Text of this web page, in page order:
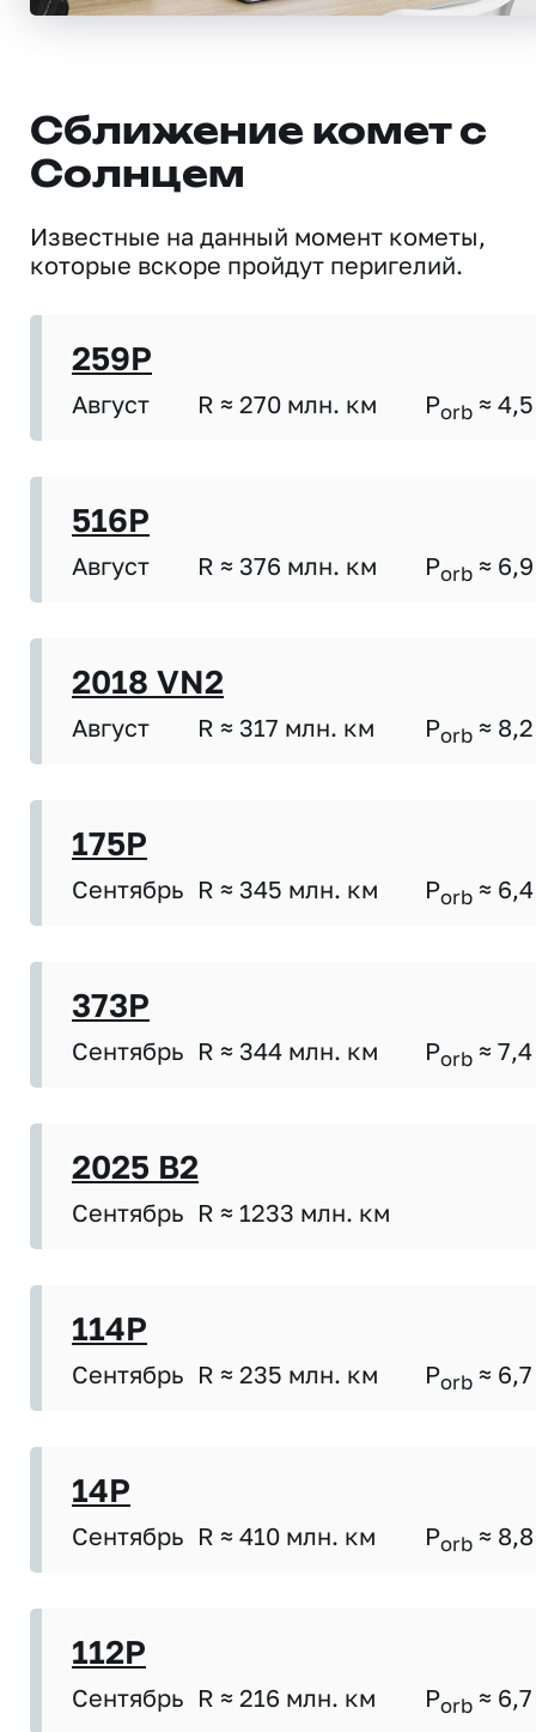
Сближение комет с
Солнцем
Известные на данный момент кометы,
которые вскоре пройдут перигелий.
259P
Август R ≈ 270 млн. км Porb ≈ 4,5
516P
Август R ≈ 376 млн. км Porb ≈ 6,9
2018 VN2
Август R ≈ 317 млн. км Porb ≈ 8,2
175P
Сентябрь R ≈ 345 млн. км Porb ≈ 6,4
373P
Сентябрь R ≈ 344 млн. км Porb ≈ 7,4
2025 B2
Сентябрь R ≈ 1233 млн. км
114P
Сентябрь R ≈ 235 млн. км Porb ≈ 6,7
14P
Сентябрь R ≈ 410 млн. км Porb ≈ 8,8
112P
Сентябрь R ≈ 216 млн. км Porb ≈ 6,7